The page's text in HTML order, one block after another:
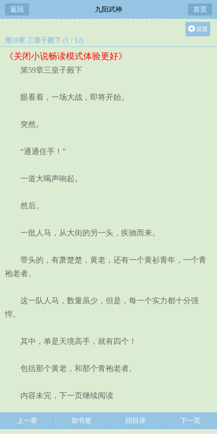
返回 九阳武神 首页
设置
第59章 三皇子殿下 (1 / 12)
《关闭小说畅读模式体验更好》
第59章三皇子殿下
眼看着，一场大战，即将开始。
突然。
“通通住手！”
一道大喝声响起。
然后。
一批人马，从大街的另一头，疾驰而来。
带头的，有萧楚楚，黄老，还有一个黄衫青年，一个青
袍老者。
这一队人马，数量虽少，但是，每一个实力都十分强
悍。
其中，单是天境高手，就有四个！
包括那个黄老，和那个青袍老者。
内容未完，下一页继续阅读
上一章 加书签 回目录 下一页